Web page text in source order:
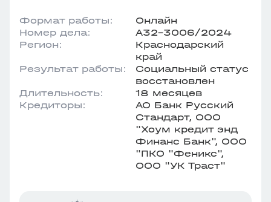
Формат работы:
Онлайн
Номер дела:
А32-3006/2024
Регион:
Краснодарский
край
Результат работы:
Социальный статус
восстановлен
Длительность:
18 месяцев
Кредиторы:
АО Банк Русский
Стандарт, ООО
"Хоум кредит энд
Финанс Банк", ООО
"ПКО "Феникс",
ООО "УК Траст"